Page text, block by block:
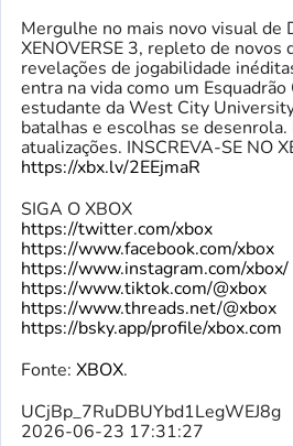
Mergulhe no mais novo visual de
XENOVERSE 3, repleto de novos
revelações de jogabilidade
entra na vida como um Esquadrão
estudante da West City
batalhas e escolhas se
atualizações. INSCREVA-SE NO
https://xbx.lv/2EEjmaR
SIGA O XBOX
https://twitter.com/xbox
https://www.facebook.com/xbox
https://www.instagram.com/xbox/
https://www.tiktok.com/@xbox
https://www.threads.net/@xbox
https://bsky.app/profile/xbox.com
Fonte: XBOX.
UCjBp_7RuDBUYbd1LegWEJ8g
2026-06-23 17:31:27